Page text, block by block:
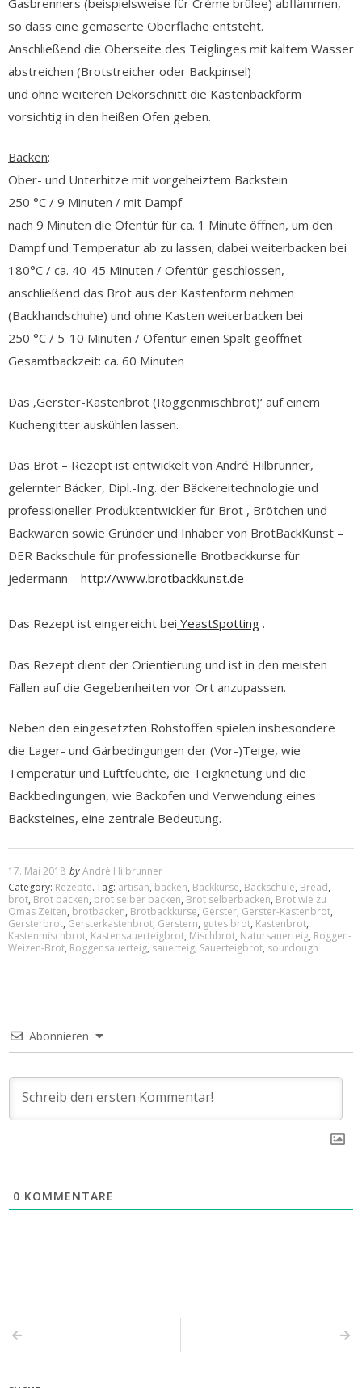
so dass eine gemaserte Oberfläche entsteht.
Anschließend die Oberseite des Teiglinges mit kaltem Wasser
abstreichen (Brotstreicher oder Backpinsel)
und ohne weiteren Dekorschnitt die Kastenbackform
vorsichtig in den heißen Ofen geben.
Backen:
Ober- und Unterhitze mit vorgeheiztem Backstein
250 °C / 9 Minuten / mit Dampf
nach 9 Minuten die Ofentür für ca. 1 Minute öffnen, um den
Dampf und Temperatur ab zu lassen; dabei weiterbacken bei
180°C / ca. 40-45 Minuten / Ofentür geschlossen,
anschließend das Brot aus der Kastenform nehmen
(Backhandschuhe) und ohne Kasten weiterbacken bei
250 °C / 5-10 Minuten / Ofentür einen Spalt geöffnet
Gesamtbackzeit: ca. 60 Minuten
Das ‚Gerster-Kastenbrot (Roggenmischbrot)‘ auf einem
Kuchengitter auskühlen lassen.
Das Brot – Rezept ist entwickelt von André Hilbrunner,
gelernter Bäcker, Dipl.-Ing. der Bäckereitechnologie und
professioneller Produktentwickler für Brot , Brötchen und
Backwaren sowie Gründer und Inhaber von BrotBackKunst –
DER Backschule für professionelle Brotbackkurse für
jedermann – http://www.brotbackkunst.de
Das Rezept ist eingereicht bei YeastSpotting .
Das Rezept dient der Orientierung und ist in den meisten
Fällen auf die Gegebenheiten vor Ort anzupassen.
Neben den eingesetzten Rohstoffen spielen insbesondere
die Lager- und Gärbedingungen der (Vor-)Teige, wie
Temperatur und Luftfeuchte, die Teigknetung und die
Backbedingungen, wie Backofen und Verwendung eines
Backsteines, eine zentrale Bedeutung.
17. Mai 2018 byAndré Hilbrunner
Category: Rezepte.Tag: artisan, backen, Backkurse, Backschule, Bread,
brot, Brot backen, brot selber backen, Brot selberbacken, Brot wie zu
Omas Zeiten, brotbacken, Brotbackkurse, Gerster, Gerster-Kastenbrot,
Gersterbrot, Gersterkastenbrot, Gerstern, gutes brot, Kastenbrot,
Kastenmischbrot, Kastensauerteigbrot, Mischbrot, Natursauerteig, Roggen-
Weizen-Brot, Roggensauerteig, sauerteig, Sauerteigbrot, sourdough
Abonnieren
0 KOMMENTARE